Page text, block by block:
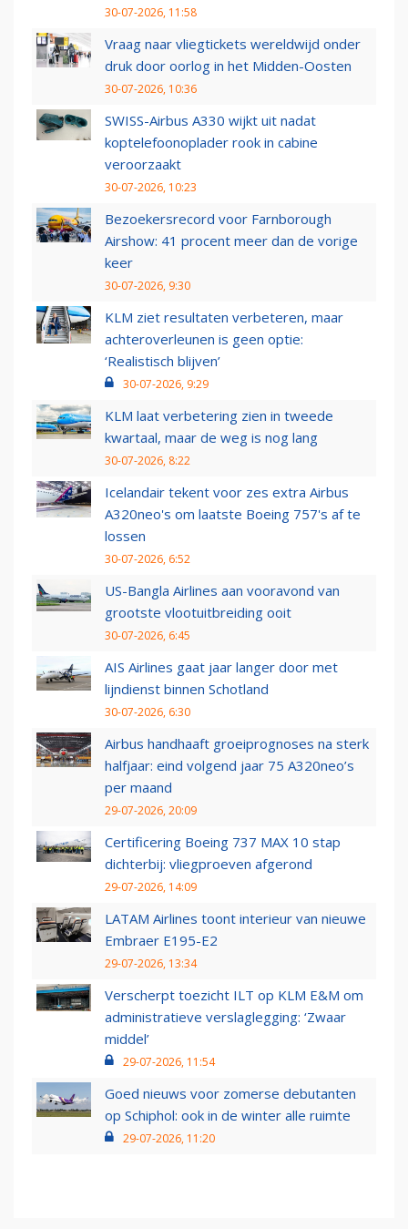
30-07-2026, 11:58
Vraag naar vliegtickets wereldwijd onder
druk door oorlog in het Midden-Oosten
30-07-2026, 10:36
SWISS-Airbus A330 wijkt uit nadat
koptelefoonoplader rook in cabine
veroorzaakt
30-07-2026, 10:23
Bezoekersrecord voor Farnborough
Airshow: 41 procent meer dan de vorige
keer
30-07-2026, 9:30
KLM ziet resultaten verbeteren, maar
achteroverleunen is geen optie:
‘Realistisch blijven’
30-07-2026, 9:29
KLM laat verbetering zien in tweede
kwartaal, maar de weg is nog lang
30-07-2026, 8:22
Icelandair tekent voor zes extra Airbus
A320neo's om laatste Boeing 757's af te
lossen
30-07-2026, 6:52
US-Bangla Airlines aan vooravond van
grootste vlootuitbreiding ooit
30-07-2026, 6:45
AIS Airlines gaat jaar langer door met
lijndienst binnen Schotland
30-07-2026, 6:30
Airbus handhaaft groeiprognoses na sterk
halfjaar: eind volgend jaar 75 A320neo’s
per maand
29-07-2026, 20:09
Certificering Boeing 737 MAX 10 stap
dichterbij: vliegproeven afgerond
29-07-2026, 14:09
LATAM Airlines toont interieur van nieuwe
Embraer E195-E2
29-07-2026, 13:34
Verscherpt toezicht ILT op KLM E&M om
administratieve verslaglegging: ‘Zwaar
middel’
29-07-2026, 11:54
Goed nieuws voor zomerse debutanten
op Schiphol: ook in de winter alle ruimte
29-07-2026, 11:20